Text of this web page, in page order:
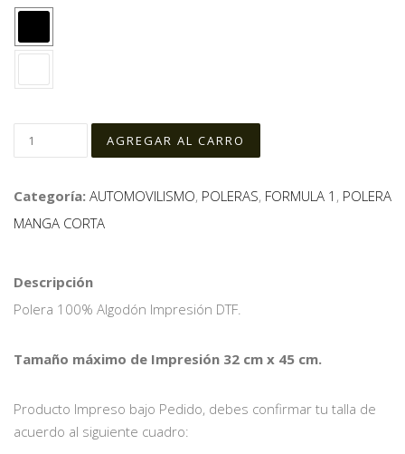
Categoría: AUTOMOVILISMO, POLERAS, FORMULA 1 , POLERA
MANGA CORTA
Descripción
Polera 100% Algodón Impresión DTF.
Tamaño máximo de Impresión 32 cm x 45 cm.
Producto Impreso bajo Pedido, debes confirmar tu talla de
acuerdo al siguiente cuadro: